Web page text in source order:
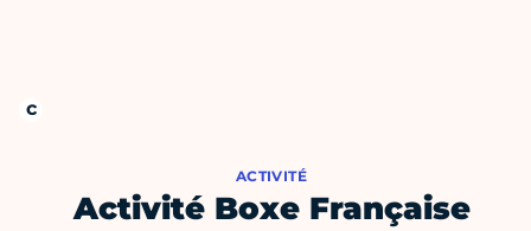
ACTIVITÉ
Activité Boxe Française